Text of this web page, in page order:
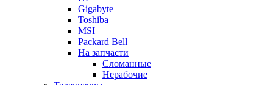
Gigabyte
Toshiba
MSI
Packard Bell
На запчасти
Сломанные
Нерабочие